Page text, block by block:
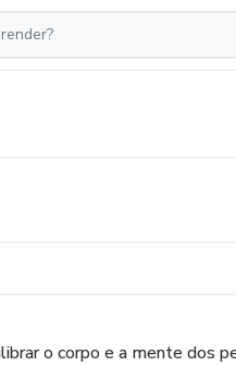
o corpo e a mente dos